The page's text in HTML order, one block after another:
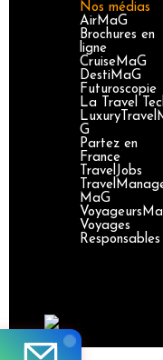
Nos médias
AirMaG
Brochures en
ligne
CruiseMaG
DestiMaG
Futuroscopie
La Travel
G
Partez en
France
TravelJobs
MaG
Voyages
Responsables